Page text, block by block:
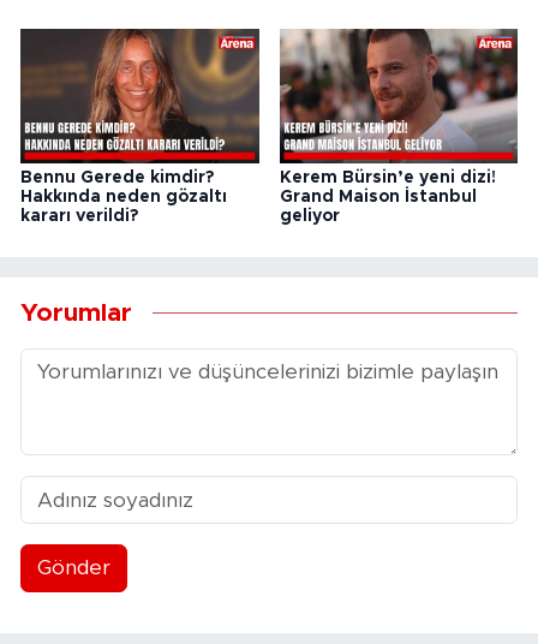
Bennu Gerede kimdir?
Hakkında neden gözaltı
kararı verildi?
Kerem Bürsin’e yeni dizi!
Grand Maison İstanbul
geliyor
Yorumlar
Gönder